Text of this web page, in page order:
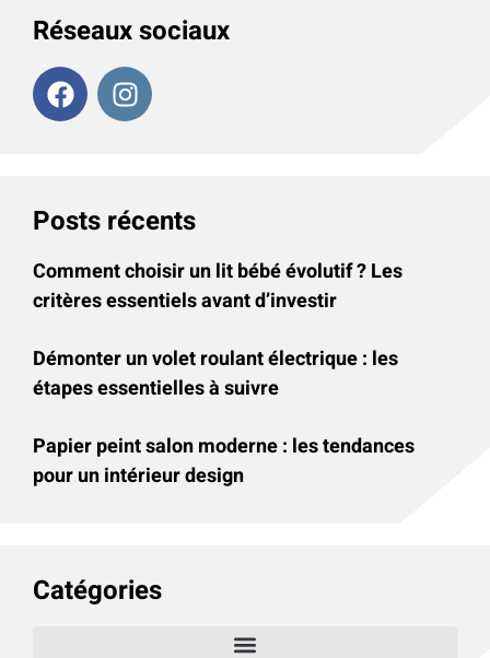
Réseaux sociaux
Posts récents
Comment choisir un lit bébé évolutif ? Les
critères essentiels avant d’investir
Démonter un volet roulant électrique : les
étapes essentielles à suivre
Papier peint salon moderne : les tendances
pour un intérieur design
Catégories